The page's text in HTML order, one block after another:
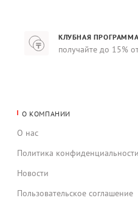
КЛУБНАЯ ПРОГРАММА
получайте до 15%
О КОМПАНИИ
О нас
Политика конфиденциальности
Новости
Пользовательское соглашение